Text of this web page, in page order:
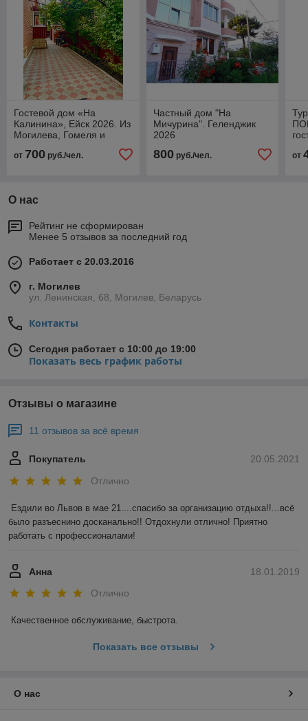
Гостевой дом «На
Калинина», Ейск 2026. Из
Могилева, Гомеля и
от 700 руб./чел.
Частный дом "На
Мичурина". Геленджик
2026
800руб./чел. от
О нас
Рейтинг не сформирован
Менее 5 отзывов за последний год
Работает с 20.03.2016
г. Могилев
ул. Ленинская, 68, Могилев, Беларусь
Контакты
Сегодня работает с 10:00 до 19:00
Показать весь график работы
Отзывы о магазине
11 отзывов за всё время
20.05.2021
Покупатель
Отлично
Ездили во Львов в мае 21....спасибо за организацию отдыха!!...всё
было разъеснино досканально!! Отдохнули отлично! Приятно
работать с профессионалами!
18.01.2019
Анна
Отлично
Качественное обслуживание, быстрота.
Показать все отзывы
О нас